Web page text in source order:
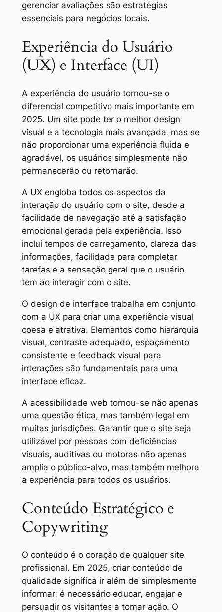
gerenciar avaliações são estratégias
essenciais para negócios locais.
Experiência do Usuário
(UX) e Interface (UI)
A experiência do usuário tornou-se o
diferencial competitivo mais importante em
2025. Um site pode ter o melhor design
visual e a tecnologia mais avançada, mas se
não proporcionar uma experiência fluida e
agradável, os usuários simplesmente não
permanecerão ou retornarão.
A UX engloba todos os aspectos da
interação do usuário com o site, desde a
facilidade de navegação até a satisfação
emocional gerada pela experiência. Isso
inclui tempos de carregamento, clareza das
informações, facilidade para completar
tarefas e a sensação geral que o usuário
tem ao interagir com o site.
O design de interface trabalha em conjunto
com a UX para criar uma experiência visual
coesa e atrativa. Elementos como hierarquia
visual, contraste adequado, espaçamento
consistente e feedback visual para
interações são fundamentais para uma
interface eficaz.
A acessibilidade web tornou-se não apenas
uma questão ética, mas também legal em
muitas jurisdições. Garantir que o site seja
utilizável por pessoas com deficiências
visuais, auditivas ou motoras não apenas
amplia o público-alvo, mas também melhora
a experiência para todos os usuários.
Conteúdo Estratégico e
Copywriting
O conteúdo é o coração de qualquer site
profissional. Em 2025, criar conteúdo de
qualidade significa ir além de simplesmente
informar; é necessário educar, engajar e
persuadir os visitantes a tomar ação. O